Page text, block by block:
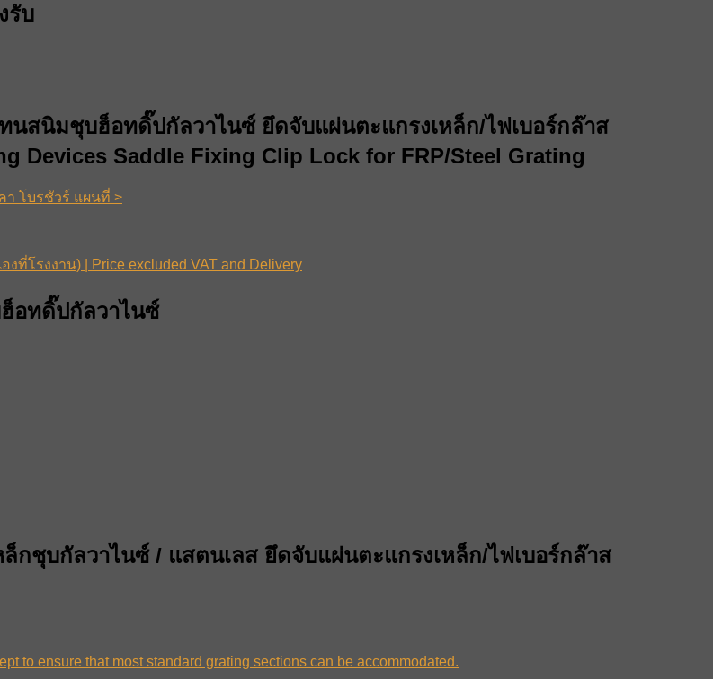
รับ
สนิมชุบฮ็อทดิ๊ปกัลวาไนซ์ ยึดจับแผ่นตะแกรงเหล็ก/ไฟเบอร์กล๊าส
Devices Saddle Fixing Clip Lock for FRP/Steel Grating
า โบรชัวร์ แผนที่ >
โรงงาน) | Price excluded VAT and Delivery
อทดิ๊ปกัลวาไนซ์
ชุบกัลวาไนซ์ / แสตนเลส ยึดจับแผ่นตะแกรงเหล็ก/ไฟเบอร์กล๊าส
to ensure that most standard grating sections can be accommodated.